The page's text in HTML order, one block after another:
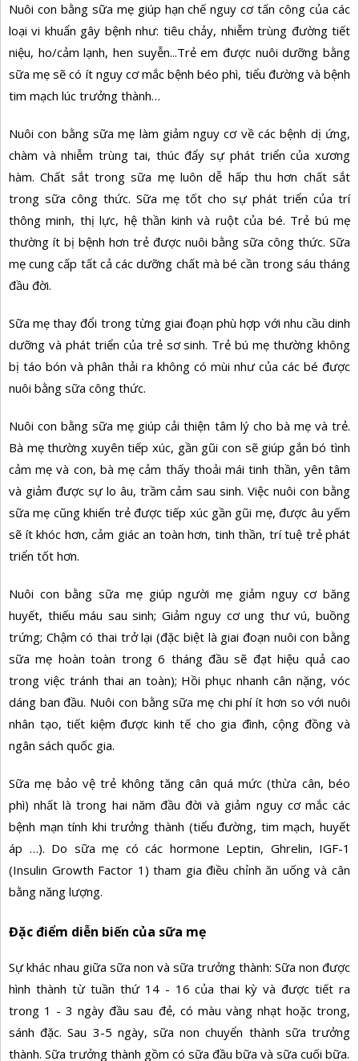
Nuôi con bằng sữa mẹ giúp hạn chế nguy cơ tấn công của các
loại vi khuẩn gây bệnh như: tiêu chảy, nhiễm trùng đường tiết
niệu, ho/cảm lạnh, hen suyễn...Trẻ em được nuôi dưỡng bằng
sữa mẹ sẽ có ít nguy cơ mắc bệnh béo phì, tiểu đường và bệnh
tim mạch lúc trưởng thành…
Nuôi con bằng sữa mẹ làm giảm nguy cơ về các bệnh dị ứng,
chàm và nhiễm trùng tai, thúc đẩy sự phát triển của xương
hàm. Chất sắt trong sữa mẹ luôn dễ hấp thu hơn chất sắt
trong sữa công thức. Sữa mẹ tốt cho sự phát triển của trí
thông minh, thị lực, hệ thần kinh và ruột của bé. Trẻ bú mẹ
thường ít bị bệnh hơn trẻ được nuôi bằng sữa công thức. Sữa
mẹ cung cấp tất cả các dưỡng chất mà bé cần trong sáu tháng
đầu đời.
Sữa mẹ thay đổi trong từng giai đoạn phù hợp với nhu cầu dinh
dưỡng và phát triển của trẻ sơ sinh. Trẻ bú mẹ thường không
bị táo bón và phân thải ra không có mùi như của các bé được
nuôi bằng sữa công thức.
Nuôi con bằng sữa mẹ giúp cải thiện tâm lý cho bà mẹ và trẻ.
Bà mẹ thường xuyên tiếp xúc, gần gũi con sẽ giúp gắn bó tình
cảm mẹ và con, bà mẹ cảm thấy thoải mái tinh thần, yên tâm
và giảm được sự lo âu, trầm cảm sau sinh. Việc nuôi con bằng
sữa mẹ cũng khiến trẻ được tiếp xúc gần gũi mẹ, được âu yếm
sẽ ít khóc hơn, cảm giác an toàn hơn, tinh thần, trí tuệ trẻ phát
triển tốt hơn.
Nuôi con bằng sữa mẹ giúp người mẹ giảm nguy cơ băng
huyết, thiếu máu sau sinh; Giảm nguy cơ ung thư vú, buồng
trứng; Chậm có thai trở lại (đặc biệt là giai đoạn nuôi con bằng
sữa mẹ hoàn toàn trong 6 tháng đầu sẽ đạt hiệu quả cao
trong việc tránh thai an toàn); Hồi phục nhanh cân nặng, vóc
dáng ban đầu. Nuôi con bằng sữa mẹ chi phí ít hơn so với nuôi
nhân tạo, tiết kiệm được kinh tế cho gia đình, cộng đồng và
ngân sách quốc gia.
Sữa mẹ bảo vệ trẻ không tăng cân quá mức (thừa cân, béo
phì) nhất là trong hai năm đầu đời và giảm nguy cơ mắc các
bệnh mạn tính khi trưởng thành (tiểu đường, tim mạch, huyết
áp …). Do sữa mẹ có các hormone Leptin, Ghrelin, IGF-1
(Insulin Growth Factor 1) tham gia điều chỉnh ăn uống và cân
bằng năng lượng.
Đặc điểm diễn biến của sữa mẹ
Sự khác nhau giữa sữa non và sữa trưởng thành: Sữa non được
hình thành từ tuần thứ 14 - 16 của thai kỳ và được tiết ra
trong 1 - 3 ngày đầu sau đẻ, có màu vàng nhạt hoặc trong,
sánh đặc. Sau 3-5 ngày, sữa non chuyển thành sữa trưởng
thành. Sữa trưởng thành gồm có sữa đầu bữa và sữa cuối bữa.